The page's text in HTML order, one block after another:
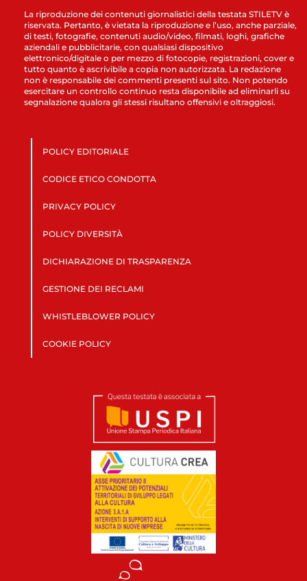
La riproduzione dei contenuti giornalistici della testata STILETV è
riservata. Pertanto, è vietata la riproduzione e l’uso, anche parziale,
di testi, fotografie, contenuti audio/video, filmati, loghi, grafiche
aziendali e pubblicitarie, con qualsiasi dispositivo
elettronico/digitale o per mezzo di fotocopie, registrazioni, cover e
tutto quanto è ascrivibile a copia non autorizzata. La redazione
non è responsabile dei commenti presenti sul sito. Non potendo
esercitare un controllo continuo resta disponibile ad eliminarli su
segnalazione qualora gli stessi risultano offensivi e oltraggiosi.
POLICY EDITORIALE
CODICE ETICO CONDOTTA
PRIVACY POLICY
POLICY DIVERSITÀ
DICHIARAZIONE DI TRASPARENZA
GESTIONE DEI RECLAMI
WHISTLEBLOWER POLICY
COOKIE POLICY